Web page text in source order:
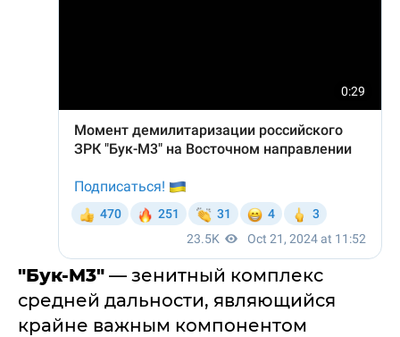
"Бук-M3" — зенитный комплекс
средней дальности, являющийся
крайне важным компонентом